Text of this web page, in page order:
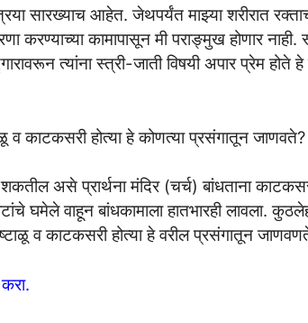
सारख्याच आहेत. जेथपर्यंत माझ्या शरीरात
करण्याच्या कामापासून मी पराङ्मुख होणार
त्यांना स्त्री-जाती विषयी अपार प्रेम होते
व काटकसरी होत्या हे कोणत्या प्रसंगातून जाणवते?
असे प्रार्थना मंदिर (चर्च) बांधताना
घमेले वाहून बांधकामाला हातभारही लावला.
व काटकसरी होत्या हे वरील प्रसंगातून